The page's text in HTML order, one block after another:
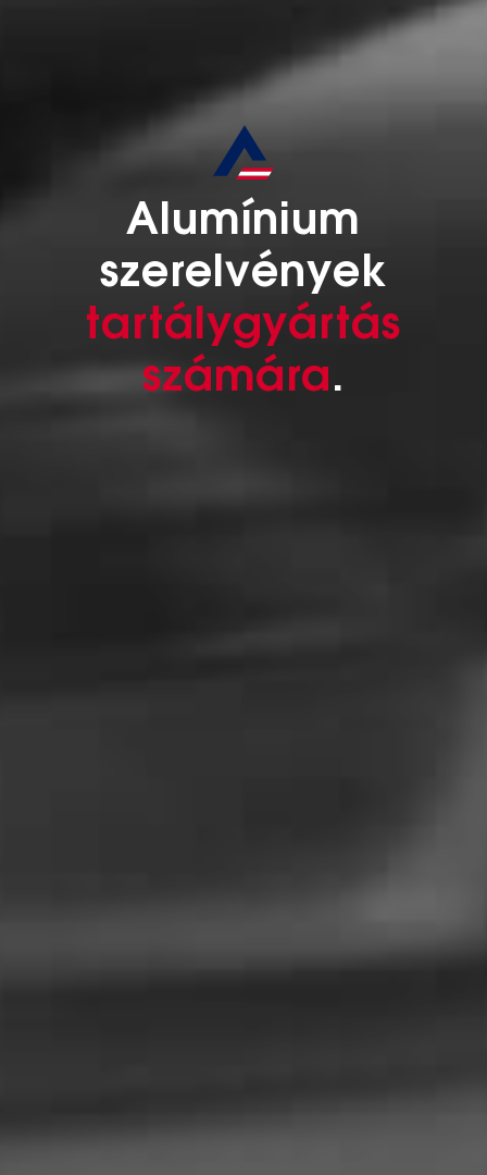
Alumínium
szerelvények
tartálygyártás
számára.